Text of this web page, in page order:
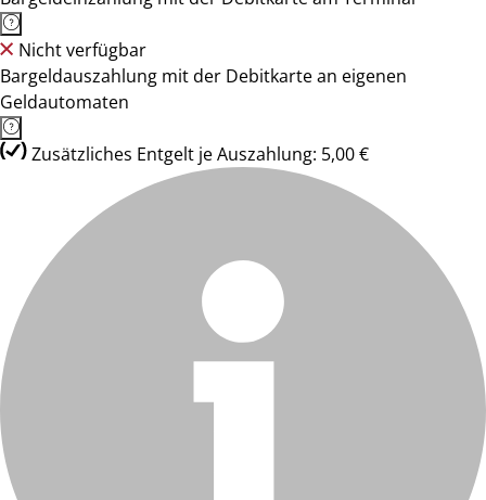
Nicht verfügbar
Bargeldauszahlung mit der Debitkarte an eigenen
Geldautomaten
Zusätzliches Entgelt je Auszahlung: 5,00 €